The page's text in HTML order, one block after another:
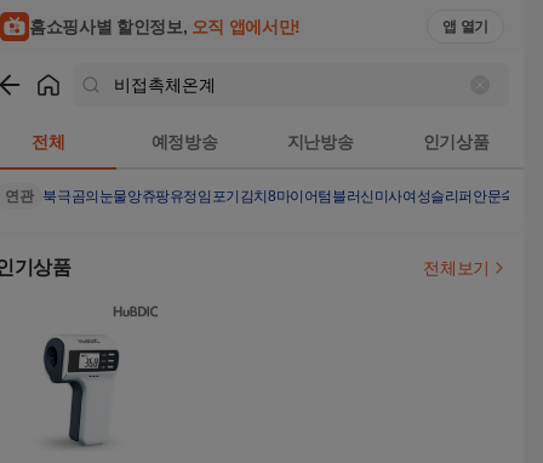
홈쇼핑사별 할인정보, 오직 앱에서만! 앱 열기
전체 예정방송 지난방송 인기상품
연관 북극곰의눈물앙쥬팡유정임포기김치8마이어텀블러신미사여성슬리퍼 안문숙문
기상품 전체보기